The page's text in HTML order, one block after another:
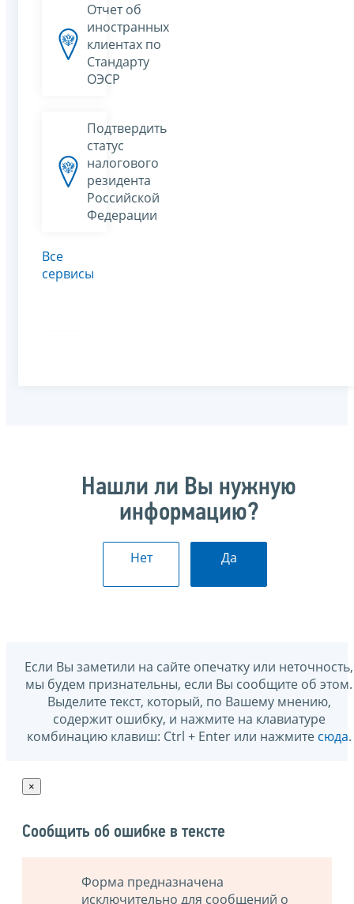
Отчет об
иностранных
клиентах по
Стандарту
ОЭСР
Подтвердить
статус
налогового
резидента
Российской
Федерации
Все
сервисы
Нашли ли Вы нужную
информацию?
Нет Да
Если Вы заметили на сайте опечатку или неточность,
мы будем признательны, если Вы сообщите об этом.
Выделите текст, который, по Вашему мнению,
содержит ошибку, и нажмите на клавиатуре
комбинацию клавиш: Ctrl + Enter или нажмите сюда.
×
Сообщить об ошибке в тексте
Форма предназначена
исключительно для сообщений о